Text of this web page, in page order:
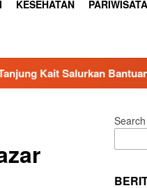
KESEHATAN PARIWISATA
Air Bersih untuk Warga
Search